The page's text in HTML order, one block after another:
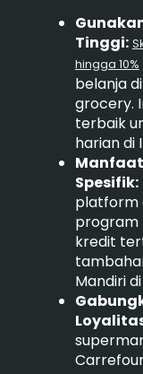
Tinggi:
hingga 10%
belanja
grocery.
terbaik
harian di
Spesifik:
platform
program
kredit
Mandiri